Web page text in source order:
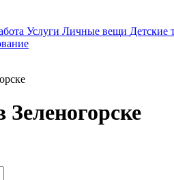
Услуги Личные вещи Детские